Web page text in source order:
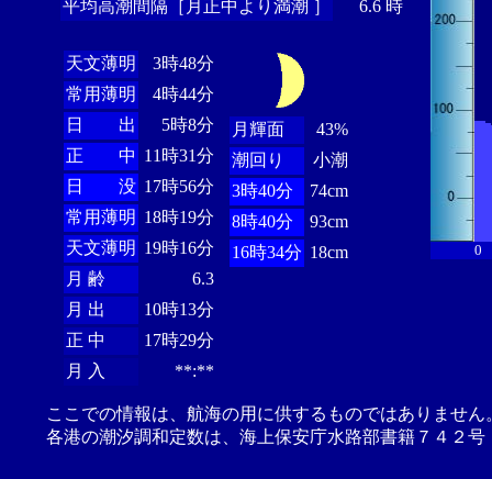
平均高潮間隔［月正中より満潮 ］
6.6 時
天文薄明
3時48分
常用薄明
4時44分
日 出
5時8分
正 中 11時31分
日 没 17時56分
常用薄明 18時19分
天文薄明 19時16分
月 齢
6.3
月 出
10時13分
正 中
17時29分
月 入
**:**
月輝面
43%
潮回り
小潮
3時40分
74cm
8時40分
93cm
16時34分 18cm 0
ここでの情報は、航海の用に供するものではありませ
各港の潮汐調和定数は、海上保安庁水路部書籍７４２